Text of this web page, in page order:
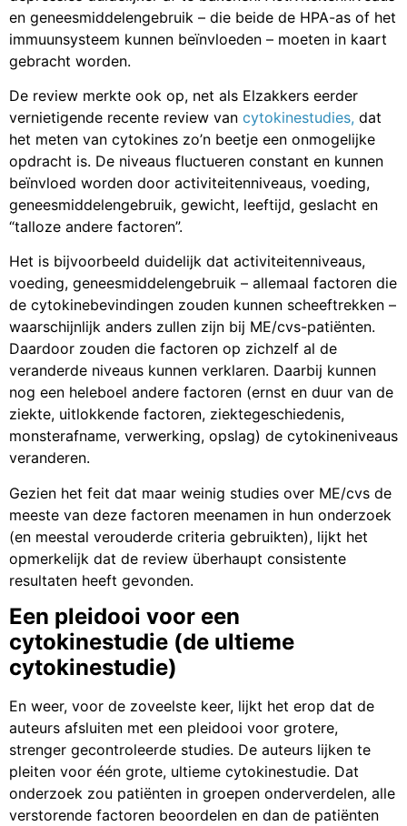
en geneesmiddelengebruik – die beide de HPA-as of het
immuunsysteem kunnen beïnvloeden – moeten in kaart
gebracht worden.
De review merkte ook op, net als Elzakkers eerder
vernietigende recente review van cytokinestudies, dat
het meten van cytokines zo’n beetje een onmogelijke
opdracht is. De niveaus fluctueren constant en kunnen
beïnvloed worden door activiteitenniveaus, voeding,
geneesmiddelengebruik, gewicht, leeftijd, geslacht en
“talloze andere factoren”.
Het is bijvoorbeeld duidelijk dat activiteitenniveaus,
voeding, geneesmiddelengebruik – allemaal factoren die
de cytokinebevindingen zouden kunnen scheeftrekken –
waarschijnlijk anders zullen zijn bij ME/cvs-patiënten.
Daardoor zouden die factoren op zichzelf al de
veranderde niveaus kunnen verklaren. Daarbij kunnen
nog een heleboel andere factoren (ernst en duur van de
ziekte, uitlokkende factoren, ziektegeschiedenis,
monsterafname, verwerking, opslag) de cytokineniveaus
veranderen.
Gezien het feit dat maar weinig studies over ME/cvs de
meeste van deze factoren meenamen in hun onderzoek
(en meestal verouderde criteria gebruikten), lijkt het
opmerkelijk dat de review überhaupt consistente
resultaten heeft gevonden.
Een pleidooi voor een
cytokinestudie (de ultieme
cytokinestudie)
En weer, voor de zoveelste keer, lijkt het erop dat de
auteurs afsluiten met een pleidooi voor grotere,
strenger gecontroleerde studies. De auteurs lijken te
pleiten voor één grote, ultieme cytokinestudie. Dat
onderzoek zou patiënten in groepen onderverdelen, alle
verstorende factoren beoordelen en dan de patiënten